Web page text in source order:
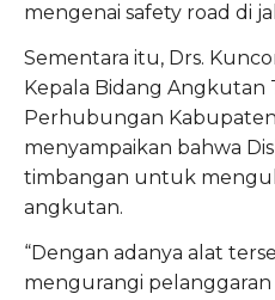
mengenai safety road di
Sementara itu, Drs.
Kepala Bidang Angkutan
Perhubungan
menyampaikan bahwa
timbangan untuk
angkutan.
“Dengan adanya alat
mengurangi